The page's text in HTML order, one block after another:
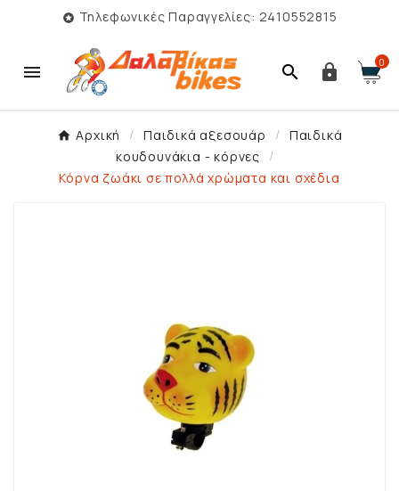
 Τηλεφωνικές Παραγγελίες: 2410552815
   0
Αρχική Παιδικά αξεσουάρ
Παιδικά
κουδουνάκια - κόρνες
Κόρνα ζωάκι σε πολλά χρώματα και σχέδια